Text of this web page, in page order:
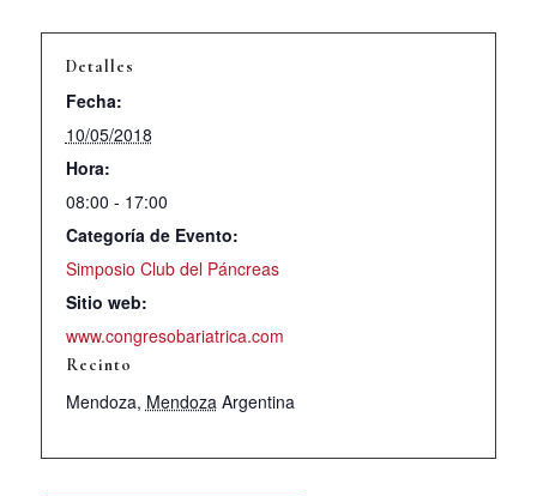
Detalles
Fecha:
10/05/2018
Hora:
08:00 - 17:00
Categoría de Evento:
Simposio Club del Páncreas
Sitio web:
www.congresobariatrica.com
Recinto
Mendoza, Mendoza Argentina